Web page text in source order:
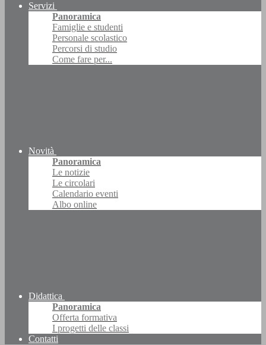
Servizi
Panoramica
Famiglie e studenti
Personale scolastico
Percorsi di studio
Come fare per...
Novità
Panoramica
Le notizie
Le circolari
Calendario eventi
Albo online
Didattica
Panoramica
Offerta formativa
I progetti delle classi
Contatti